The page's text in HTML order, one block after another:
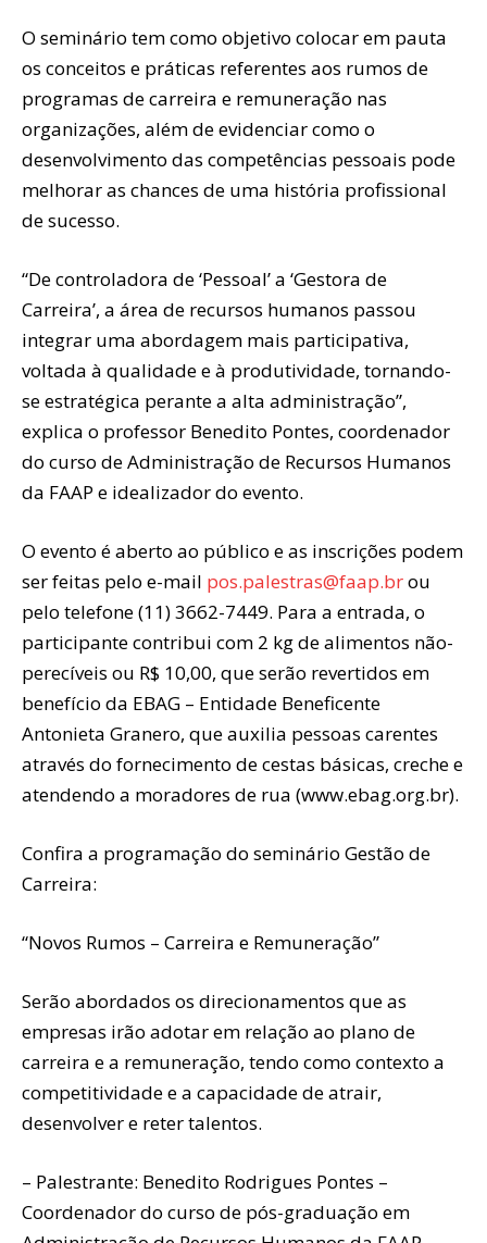
O seminário tem como objetivo colocar em pauta
os conceitos e práticas referentes aos rumos de
programas de carreira e remuneração nas
organizações, além de evidenciar como o
desenvolvimento das competências pessoais pode
melhorar as chances de uma história profissional
de sucesso.
“De controladora de ‘Pessoal’ a ‘Gestora de
Carreira’, a área de recursos humanos passou
integrar uma abordagem mais participativa,
voltada à qualidade e à produtividade, tornando-
se estratégica perante a alta administração”,
explica o professor Benedito Pontes, coordenador
do curso de Administração de Recursos Humanos
da FAAP e idealizador do evento.
O evento é aberto ao público e as inscrições podem
ser feitas pelo e-mail pos.palestras@faap.brou
pelo telefone (11) 3662-7449. Para a entrada, o
participante contribui com 2 kg de alimentos não-
perecíveis ou R$ 10,00, que serão revertidos em
benefício da EBAG – Entidade Beneficente
Antonieta Granero, que auxilia pessoas carentes
através do fornecimento de cestas básicas, creche e
atendendo a moradores de rua (www.ebag.org.br).
Confira a programação do seminário Gestão de
Carreira:
“Novos Rumos – Carreira e Remuneração”
Serão abordados os direcionamentos que as
empresas irão adotar em relação ao plano de
carreira e a remuneração, tendo como contexto a
competitividade e a capacidade de atrair,
desenvolver e reter talentos.
– Palestrante: Benedito Rodrigues Pontes –
Coordenador do curso de pós-graduação em